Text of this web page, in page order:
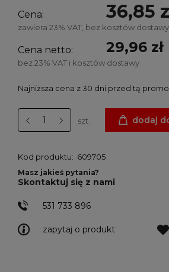
Cena: 36,85
zawiera 23% VAT, bez kosztów dostawy
Cena netto: 29,96 zł
bez 23% VAT i kosztów dostawy
Najniższa cena z 30 dni przed tą
szt. dodaj
Kod produktu: 609705
zapytaj o produkt
Masz jakieś pytania?
Skontaktuj się z nami
531 733 896